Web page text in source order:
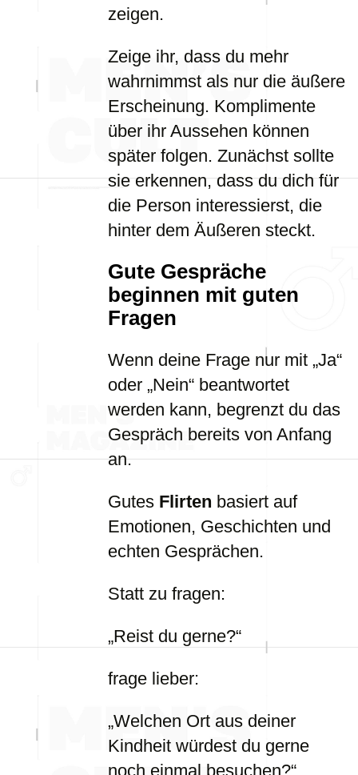
zeigen.
Zeige ihr, dass du mehr
wahrnimmst als nur die äußere
Erscheinung. Komplimente
über ihr Aussehen können
später folgen. Zunächst sollte
sie erkennen, dass du dich für
die Person interessierst, die
hinter dem Äußeren steckt.
Gute Gespräche
beginnen mit guten
Fragen
Wenn deine Frage nur mit „Ja“
oder „Nein“ beantwortet
werden kann, begrenzt du das
Gespräch bereits von Anfang
an.
Gutes Flirten basiert auf
Emotionen, Geschichten und
echten Gesprächen.
Statt zu fragen:
„Reist du gerne?“
frage lieber:
„Welchen Ort aus deiner
Kindheit würdest du gerne
noch einmal besuchen?“